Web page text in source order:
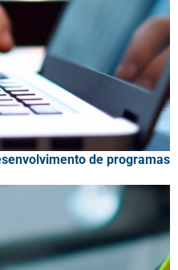
de programas